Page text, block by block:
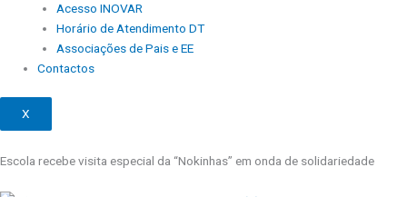
Acesso INOVAR
Horário de Atendimento DT
Associações de Pais e EE
Contactos
X
Escola recebe visita especial da “Nokinhas” em onda de solidariedade